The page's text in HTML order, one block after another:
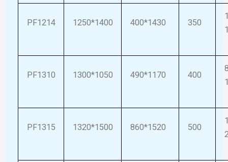
PF1214 1250*1400 400*1430 350
PF1310 1300*1050 490*1170 400
PF1315 1320*1500 860*1520 500